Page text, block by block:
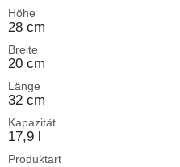
Höhe
28 cm
Breite
20 cm
Länge
32 cm
Kapazität
17,9 l
Produktart